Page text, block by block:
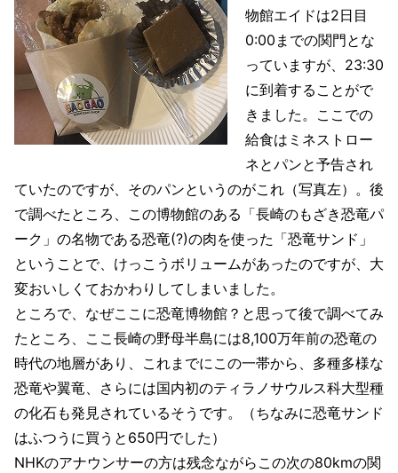
物館エイドは2日目
0:00までの関門とな
っていますが、23:30
に到着することがで
きました。ここでの
給食はミネストロー
ネとパンと予告され
ていたのですが、そのパンというのがこれ（写真左）。後
で調べたところ、この博物館のある「長崎のもざき恐竜パ
ーク」の名物である恐竜(?)の肉を使った「恐竜サンド」
ということで、けっこうボリュームがあったのですが、大
変おいしくておかわりしてしまいました。
ところで、なぜここに恐竜博物館？と思って後で調べてみ
たところ、ここ長崎の野母半島には8,100万年前の恐竜の
時代の地層があり、これまでにこの一帯から、多種多様な
恐竜や翼竜、さらには国内初のティラノサウルス科大型種
の化石も発見されているそうです。（ちなみに恐竜サンド
はふつうに買うと650円でした）
NHKのアナウンサーの方は残念ながらこの次の80kmの関